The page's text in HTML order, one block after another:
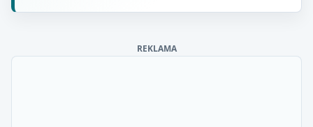
REKLAMA